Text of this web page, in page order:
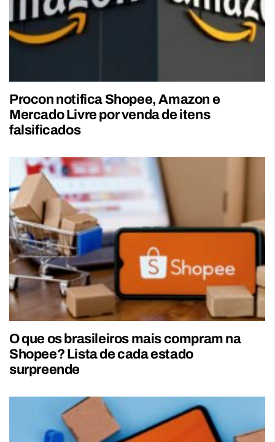
Procon notifica Shopee, Amazon e
Mercado Livre por venda de itens
falsificados
O que os brasileiros mais compram na
Shopee? Lista de cada estado
surpreende